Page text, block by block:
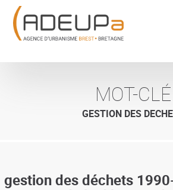
Aller
contenu
principal
MOT-CLÉ
GESTION DES
gestion des déchets
Panneau de gestion des cookies